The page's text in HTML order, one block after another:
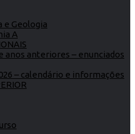
e Geologia
A
anos anteriores – enunciados
– calendário e informações